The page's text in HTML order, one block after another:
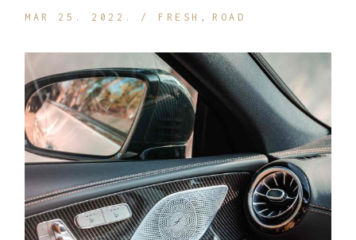
MAR 25. 2022. FRESH ROAD